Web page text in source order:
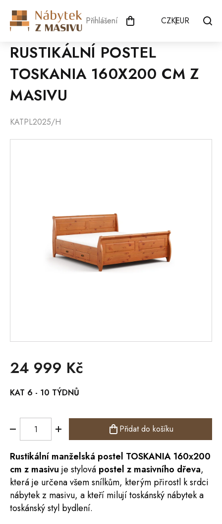
obsah
Přihlášení CZKEUR
RUSTIKÁLNÍ POSTEL
TOSKANIA 160X200 CM Z
MASIVU
KATPL2025/H
24 999 Kč
Měrná
cena:
KAT 6 - 10 TÝDNŮ
Přidat do košíku
Rustikální manželská postel TOSKANIA 160x200
cm z masivu je stylová postel z masivního dřeva,
která je určena všem snílkům, kterým přirostl k srdci
nábytek z masivu, a kteří milují toskánský nábytek a
toskánský styl bydlení.